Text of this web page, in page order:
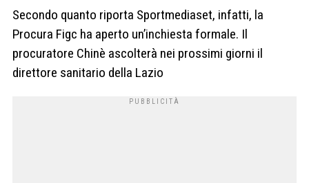
Secondo quanto riporta Sportmediaset, infatti, la
Procura Figc ha aperto un’inchiesta formale. Il
procuratore Chinè ascolterà nei prossimi giorni il
direttore sanitario della Lazio